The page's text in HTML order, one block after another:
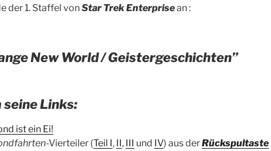
der 1. Staffel vonStar Trek Enterprisean :
New World / Geistergeschichten”
seine Links:
ist ein Ei!
-Vierteiler (Teil I, II, III und IV) aus derRückspultaste